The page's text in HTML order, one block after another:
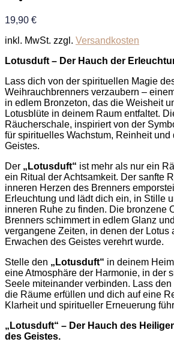
19,90 €
inkl. MwSt. zzgl. Versandkosten
Lotusduft – Der Hauch der
Lass dich von der spirituellen Magie
Weihrauchbrenners verzaubern –
in edlem Bronzeton, das die Weisheit
Lotusblüte in deinem Raum entfaltet.
Räucherschale, inspiriert von der
für spirituelles Wachstum, Reinheit
Geistes.
Der „Lotusduft“ ist mehr als nur ein
ein Ritual der Achtsamkeit. Der sanfte
inneren Herzen des Brenners
Erleuchtung und lädt dich ein, in Stille
inneren Ruhe zu finden. Die bronzene
Brenners schimmert in edlem Glanz
vergangene Zeiten, in denen der Lotus
Erwachen des Geistes verehrt wurde.
Stelle den „Lotusduft“ in deinem
eine Atmosphäre der Harmonie, in der
Seele miteinander verbinden. Lass
die Räume erfüllen und dich auf eine
Klarheit und spiritueller Erneuerung
„Lotusduft“ – Der Hauch des
des Geistes.